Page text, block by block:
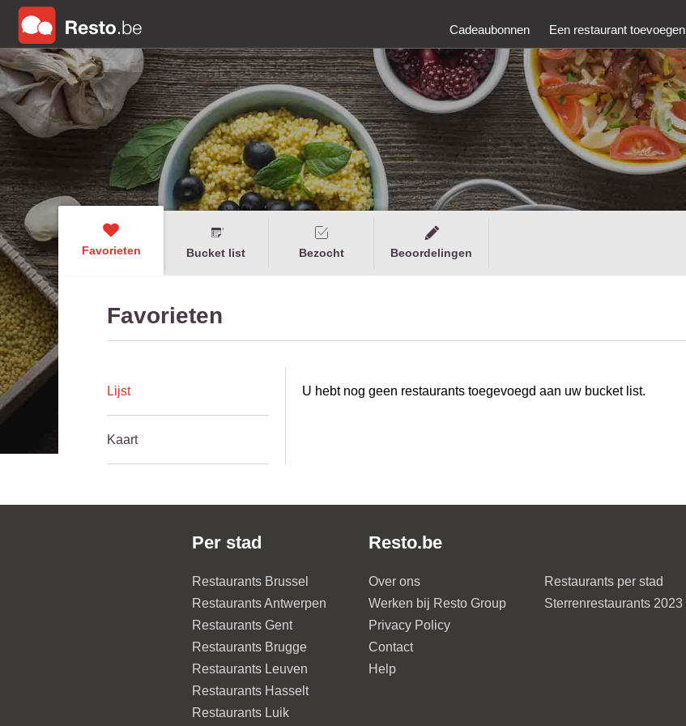
Cadeaubonnen Een restaurant toevoegen
Favorieten Bucket list Bezocht Beoordelingen
Favorieten
Lijst
Kaart
U hebt nog geen restaurants toegevoegd aan uw bucket list.
Per stad
Restaurants Brussel
Restaurants Antwerpen
Restaurants Gent
Restaurants Brugge
Restaurants Leuven
Restaurants Hasselt
Restaurants Luik
Resto.be
Over ons
Werken bij Resto Group
Privacy Policy
Contact
Help
Restaurants per stad
Sterrenrestaurants 2023